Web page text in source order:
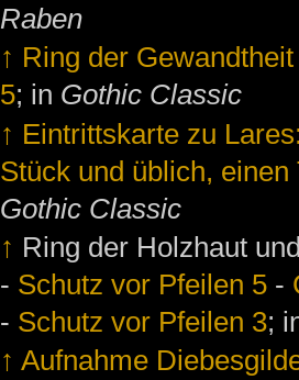
Raben
↑ Ring der
5; in Gothic Classic
↑ Eintrittskarte zu
Stück und üblich,
Gothic Classic
↑ Ring der Holzhaut
- Schutz vor Pfeilen 5 -
- Schutz vor Pfeilen 3;
↑ Aufnahme